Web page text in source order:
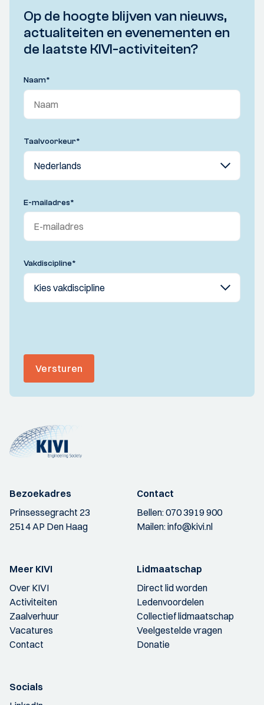
Op de hoogte blijven van nieuws,
actualiteiten en evenementen en
de laatste KIVI-activiteiten?
Naam*
Taalvoorkeur*
E-mailadres*
Vakdiscipline*
Versturen
Bezoekadres
Prinsessegracht 23
2514 AP Den Haag
Contact
Bellen:070 3919 900
Mailen:info@kivi.nl
Meer KIVI
Over KIVI
Activiteiten
Zaalverhuur
Vacatures
Contact
Lidmaatschap
Direct lid worden
Ledenvoordelen
Collectief lidmaatschap
Veelgestelde vragen
Donatie
Socials